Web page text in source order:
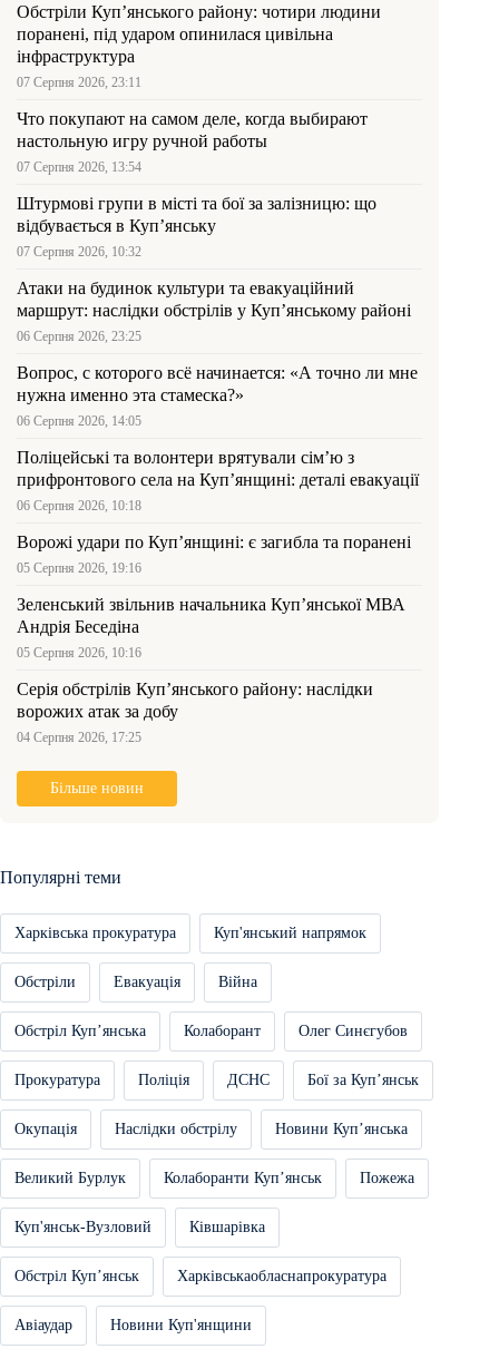
Обстріли Куп’янського району: чотири людини
поранені, під ударом опинилася цивільна
інфраструктура
07 Серпня 2026, 23:11
Что покупают на самом деле, когда выбирают
настольную игру ручной работы
07 Серпня 2026, 13:54
Штурмові групи в місті та бої за залізницю: що
відбувається в Куп’янську
07 Серпня 2026, 10:32
Атаки на будинок культури та евакуаційний
маршрут: наслідки обстрілів у Куп’янському районі
06 Серпня 2026, 23:25
Вопрос, с которого всё начинается: «А точно ли мне
нужна именно эта стамеска?»
06 Серпня 2026, 14:05
Поліцейські та волонтери врятували сім’ю з
прифронтового села на Куп’янщині: деталі евакуації
06 Серпня 2026, 10:18
Ворожі удари по Куп’янщині: є загибла та поранені
05 Серпня 2026, 19:16
Зеленський звільнив начальника Купʼянської МВА
Андрія Беседіна
05 Серпня 2026, 10:16
Серія обстрілів Куп’янського району: наслідки
ворожих атак за добу
04 Серпня 2026, 17:25
Більше новин
Популярні теми
Харківська прокуратура Куп'янський напрямок
Обстріли Евакуація Війна
Обстріл Купʼянська Колаборант Олег Синєгубов
Прокуратура Поліція ДСНС Бої за Купʼянськ
Окупація Наслідки обстрілу Новини Купʼянська
Великий Бурлук Колаборанти Купʼянськ Пожежа
Куп'янськ-Вузловий Ківшарівка
Обстріл Купʼянськ Харківськаобласнапрокуратура
Авіаудар Новини Куп'янщини